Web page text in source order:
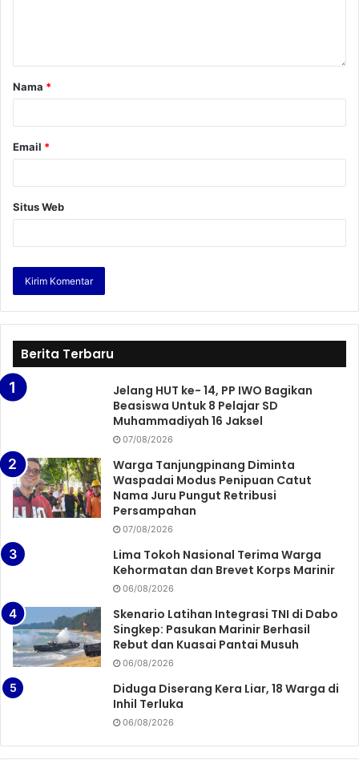
Nama *
Email *
Situs Web
Berita Terbaru
Jelang HUT ke- 14, PP IWO Bagikan
Beasiswa Untuk 8 Pelajar SD
Muhammadiyah 16 Jaksel
07/08/2026
Warga Tanjungpinang Diminta
Waspadai Modus Penipuan Catut
Nama Juru Pungut Retribusi
Persampahan
07/08/2026
Lima Tokoh Nasional Terima Warga
Kehormatan dan Brevet Korps Marinir
06/08/2026
Skenario Latihan Integrasi TNI di Dabo
Singkep: Pasukan Marinir Berhasil
Rebut dan Kuasai Pantai Musuh
06/08/2026
Diduga Diserang Kera Liar, 18 Warga di
Inhil Terluka
06/08/2026